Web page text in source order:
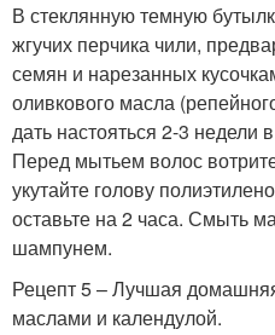
В стеклянную темную
жгучих перчика чили,
семян и нарезанных
оливкового масла
дать настояться 2-3 недели
Перед мытьем волос
укутайте голову
оставьте на 2 часа. Смыть
шампунем.
Рецепт 5 – Лучшая
маслами и календулой.